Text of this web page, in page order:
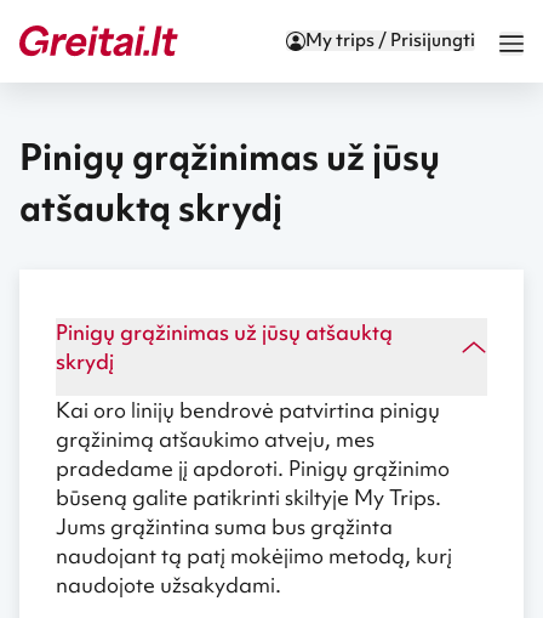
My trips / Prisijungti
Pinigų grąžinimas už jūsų
atšauktą skrydį
Pinigų grąžinimas už jūsų atšauktą
skrydį
Kai oro linijų bendrovė patvirtina pinigų
grąžinimą atšaukimo atveju, mes
pradedame jį apdoroti. Pinigų grąžinimo
būseną galite patikrinti skiltyje My Trips.
Jums grąžintina suma bus grąžinta
naudojant tą patį mokėjimo metodą, kurį
naudojote užsakydami.